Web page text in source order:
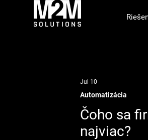
Čoho sa
najviac?
Automatizácia
Jul 10